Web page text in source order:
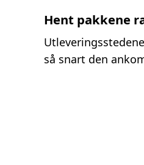
Hent pakkene
så snart den